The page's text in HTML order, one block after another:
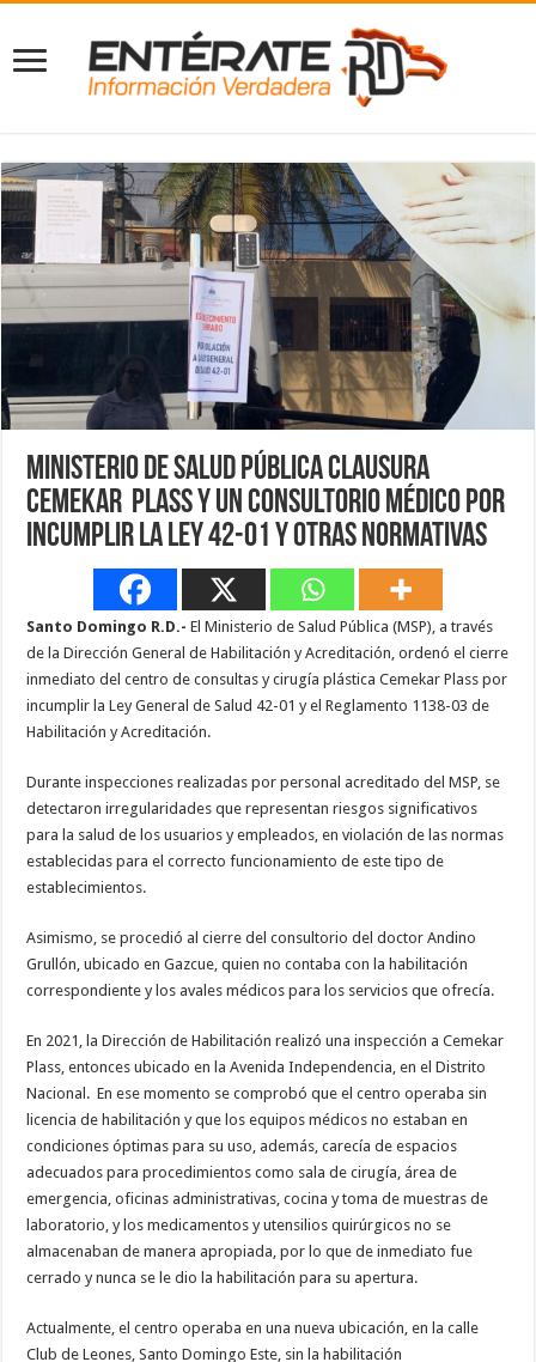
Ministerio de Salud Pública clausura
Cemekar Plass y un consultorio médico por
incumplir la ley 42-01 y otras normativas
Santo Domingo R.D.- El Ministerio de Salud Pública (MSP), a través
de la Dirección General de Habilitación y Acreditación, ordenó el cierre
inmediato del centro de consultas y cirugía plástica Cemekar Plass por
incumplir la Ley General de Salud 42-01 y el Reglamento 1138-03 de
Habilitación y Acreditación.
Durante inspecciones realizadas por personal acreditado del MSP, se
detectaron irregularidades que representan riesgos significativos
para la salud de los usuarios y empleados, en violación de las normas
establecidas para el correcto funcionamiento de este tipo de
establecimientos.
Asimismo, se procedió al cierre del consultorio del doctor Andino
Grullón, ubicado en Gazcue, quien no contaba con la habilitación
correspondiente y los avales médicos para los servicios que ofrecía.
En 2021, la Dirección de Habilitación realizó una inspección a Cemekar
Plass, entonces ubicado en la Avenida Independencia, en el Distrito
Nacional. En ese momento se comprobó que el centro operaba sin
licencia de habilitación y que los equipos médicos no estaban en
condiciones óptimas para su uso, además, carecía de espacios
adecuados para procedimientos como sala de cirugía, área de
emergencia, oficinas administrativas, cocina y toma de muestras de
laboratorio, y los medicamentos y utensilios quirúrgicos no se
almacenaban de manera apropiada, por lo que de inmediato fue
cerrado y nunca se le dio la habilitación para su apertura.
Actualmente, el centro operaba en una nueva ubicación, en la calle
Club de Leones, Santo Domingo Este, sin la habilitación